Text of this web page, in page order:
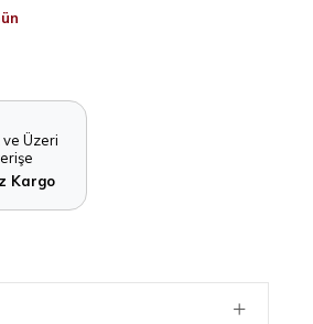
ve Üzeri
Kargo